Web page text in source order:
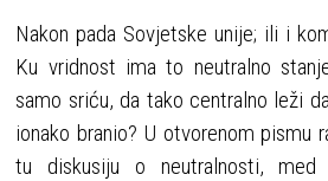
Nakon pada Sovjetske unije; ili i
Ku vridnost ima to neutralno
samo sriću, da tako centralno leži
ionako branio? U otvorenom pismu
tu diskusiju o neutralnosti,